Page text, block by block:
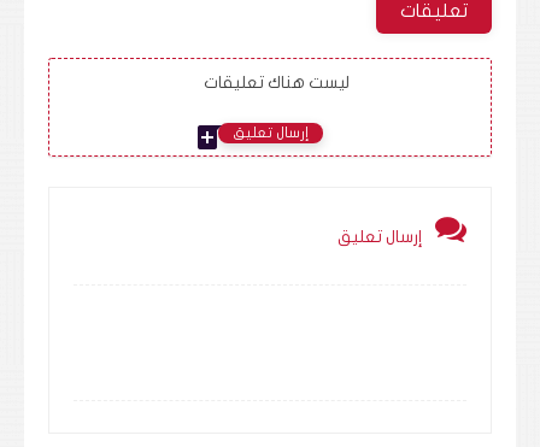
تعليقات
ليست هناك تعليقات
إرسال تعليق add_comment
إرسال تعليق